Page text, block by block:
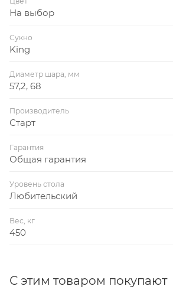
На выбор
Сукно
King
Диаметр шара, мм
57,2, 68
Производитель
Старт
Гарантия
Общая гарантия
Уровень стола
Любительский
Вес, кг
450
С этим товаром покупают